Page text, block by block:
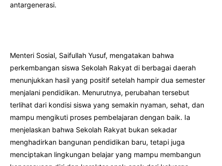
antargenerasi.
Menteri Sosial, Saifullah Yusuf, mengatakan bahwa
perkembangan siswa Sekolah Rakyat di berbagai daerah
menunjukkan hasil yang positif setelah hampir dua semester
menjalani pendidikan. Menurutnya, perubahan tersebut
terlihat dari kondisi siswa yang semakin nyaman, sehat, dan
mampu mengikuti proses pembelajaran dengan baik. Ia
menjelaskan bahwa Sekolah Rakyat bukan sekadar
menghadirkan bangunan pendidikan baru, tetapi juga
menciptakan lingkungan belajar yang mampu membangun